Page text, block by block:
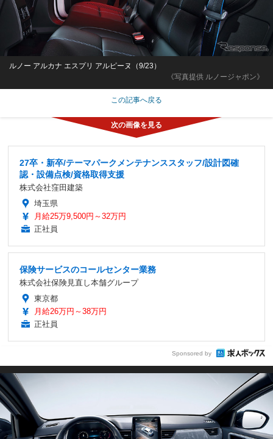
《写真提供 ルノージャポン》
ルノー アルカナ エスプリ アルピーヌ（9/23）
この記事へ戻る
27卒・新卒/テーマパークメンテナンススタッフ/設計図確
認・設備点検/資格取得支援
株式会社窪田建築
埼玉県
月給25万9,500円～32万円
正社員
保険サービスのコールセンター業務
株式会社保険見直し本舗グループ
東京都
月給26万円～38万円
正社員
Sponsored by